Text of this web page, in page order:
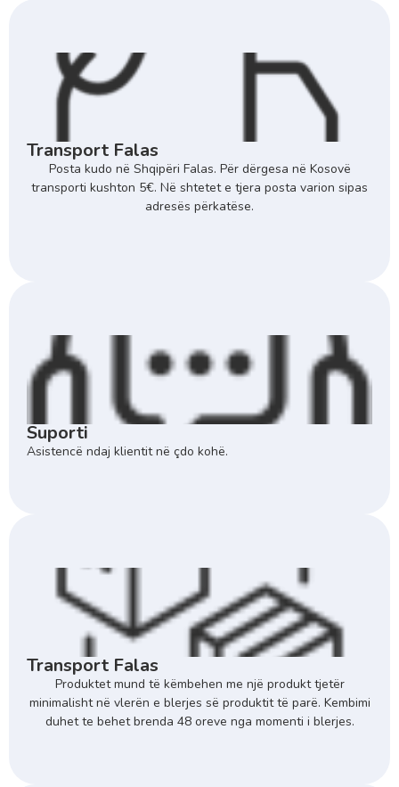
Transport Falas
Posta kudo në Shqipëri Falas. Për dërgesa në Kosovë
transporti kushton 5€. Në shtetet e tjera posta varion sipas
adresës përkatëse.
Suporti
Asistencë ndaj klientit në çdo kohë.
Transport Falas
Produktet mund të këmbehen me një produkt tjetër
minimalisht në vlerën e blerjes së produktit të parë. Kembimi
duhet te behet brenda 48 oreve nga momenti i blerjes.